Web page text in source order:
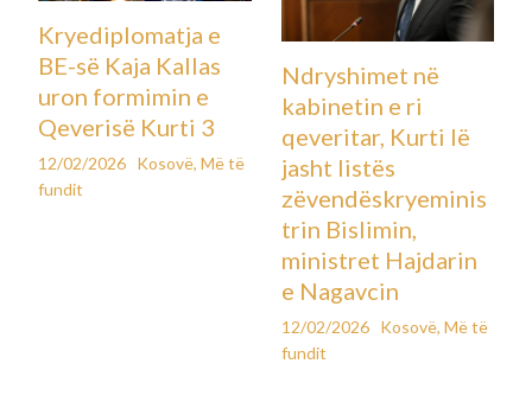
Dhjetëra persona ende konsiderohen të zhdukur pas
fundosjes së anijes që po bartte kryesisht shtetas të
Etiopisë.
Shefi i Organizatës Ndërkombëtare për Migrim në Jemen,
Abdusattor Esoev, tha për AFP-në se “68 persona janë vrarë,
por vetëm 12 nga 157 personat janë shpëtuar deri më tani.
Fati i të zhdukurve nuk dihet ende”.
Pavarësisht luftës që ka mbërthyer Jemenin që nga viti 2014,
ky shtet i varfër vazhdon të mbetet pikë kryesore për
migrimin e parregullt, veçmas nga Etiopia, shtet po ashtu i